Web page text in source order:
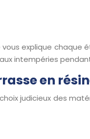
explique chaque
intempéries
en
judicieux des